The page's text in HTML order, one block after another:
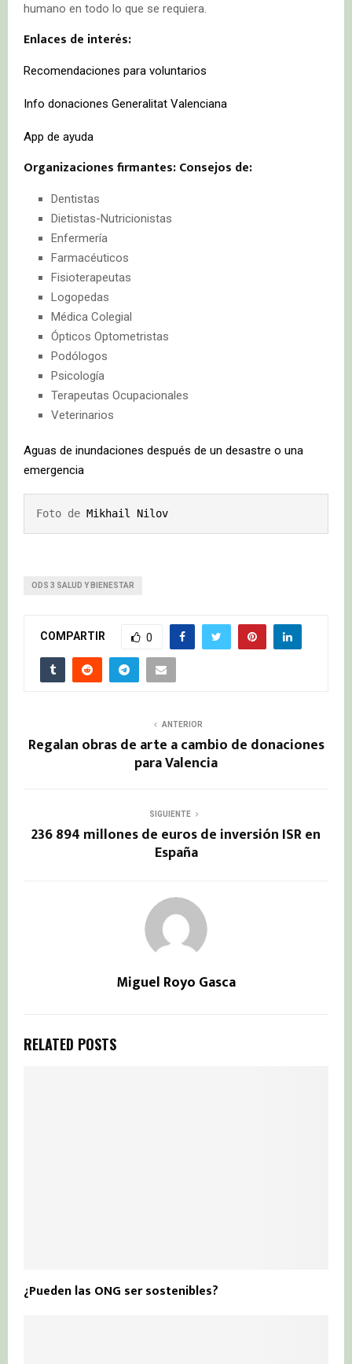
humano en todo lo que se requiera.
Enlaces de interés:
Recomendaciones para voluntarios
Info donaciones Generalitat Valenciana
App de ayuda
Organizaciones firmantes: Consejos de:
Dentistas
Dietistas-Nutricionistas
Enfermería
Farmacéuticos
Fisioterapeutas
Logopedas
Médica Colegial
Ópticos Optometristas
Podólogos
Psicología
Terapeutas Ocupacionales
Veterinarios
Aguas de inundaciones después de un desastre o una
emergencia
Foto de Mikhail Nilov
ODS 3 SALUD Y BIENESTAR
COMPARTIR 0
ANTERIOR
Regalan obras de arte a cambio de donaciones
para Valencia
SIGUIENTE
236 894 millones de euros de inversión ISR en
España
Miguel Royo Gasca
RELATED POSTS
¿Pueden las ONG ser sostenibles?